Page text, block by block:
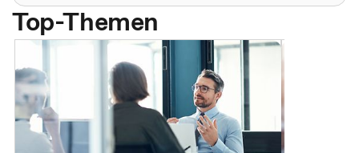
Top-Themen